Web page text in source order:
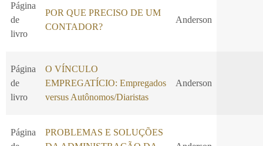
Página
de
livro
POR QUE PRECISO DE UM
CONTADOR?
Anderson
Página
de
livro
O VÍNCULO
EMPREGATÍCIO: Empregados
versus Autônomos/Diaristas
Anderson
Página
PROBLEMAS E SOLUÇÕES